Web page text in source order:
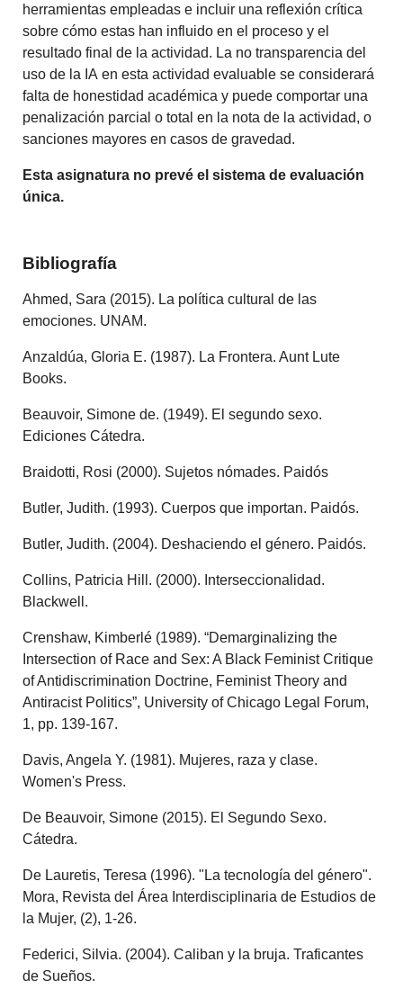
herramientas empleadas e incluir una reflexión crítica
sobre cómo estas han influido en el proceso y el
resultado final de la actividad. La no transparencia del
uso de la IA en esta actividad evaluable se considerará
falta de honestidad académica y puede comportar una
penalización parcial o total en la nota de la actividad, o
sanciones mayores en casos de gravedad.
Esta asignatura no prevé el sistema de evaluación
única.
Bibliografía
Ahmed, Sara (2015). La política cultural de las
emociones. UNAM.
Anzaldúa, Gloria E. (1987). La Frontera. Aunt Lute
Books.
Beauvoir, Simone de. (1949). El segundo sexo.
Ediciones Cátedra.
Braidotti, Rosi (2000). Sujetos nómades. Paidós
Butler, Judith. (1993). Cuerpos que importan. Paidós.
Butler, Judith. (2004). Deshaciendo el género. Paidós.
Collins, Patricia Hill. (2000). Interseccionalidad.
Blackwell.
Crenshaw, Kimberlé (1989). “Demarginalizing the
Intersection of Race and Sex: A Black Feminist Critique
of Antidiscrimination Doctrine, Feminist Theory and
Antiracist Politics”, University of Chicago Legal Forum,
1, pp. 139-167.
Davis, Angela Y. (1981). Mujeres, raza y clase.
Women's Press.
De Beauvoir, Simone (2015). El Segundo Sexo.
Cátedra.
De Lauretis, Teresa (1996). "La tecnología del género".
Mora, Revista del Área Interdisciplinaria de Estudios de
la Mujer, (2), 1-26.
Federici, Silvia. (2004). Caliban y la bruja. Traficantes
de Sueños.